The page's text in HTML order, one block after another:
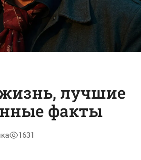
лучшие
факты
1631